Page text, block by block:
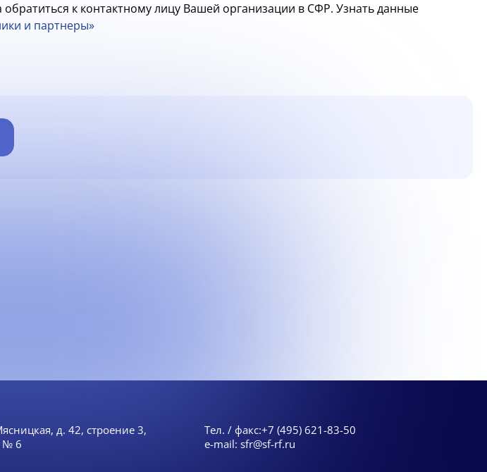
к контактному лицу Вашей организации в СФР. Узнать данные
и партнеры»
д. 42, строение 3,
№ 6
Тел. / факс:+7 (495) 621-83-50
e-mail: sfr@sf-rf.ru